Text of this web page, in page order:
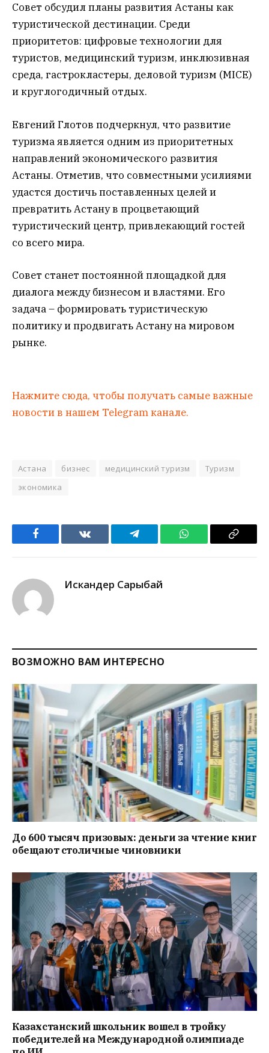
Совет обсудил планы развития Астаны как
туристической дестинации. Среди
приоритетов: цифровые технологии для
туристов, медицинский туризм, инклюзивная
среда, гастрокластеры, деловой туризм (MICE)
и круглогодичный отдых.
Евгений Глотов подчеркнул, что развитие
туризма является одним из приоритетных
направлений экономического развития
Астаны. Отметив, что совместными усилиями
удастся достичь поставленных целей и
превратить Астану в процветающий
туристический центр, привлекающий гостей
со всего мира.
Совет станет постоянной площадкой для
диалога между бизнесом и властями. Его
задача – формировать туристическую
политику и продвигать Астану на мировом
рынке.
Нажмите сюда, чтобы получать самые важные
новости в нашем Telegram канале.
Астана бизнес медицинский туризм
Туризм
экономика
Facebook VKontakteTelegram WhatsApp Copy
Искандер Сарыбай
ВОЗМОЖНО ВАМ ИНТЕРЕСНО
До 600 тысяч призовых: деньги за чтение книг
обещают столичные чиновники
Казахстанский школьник вошел в тройку
победителей на Международной олимпиаде